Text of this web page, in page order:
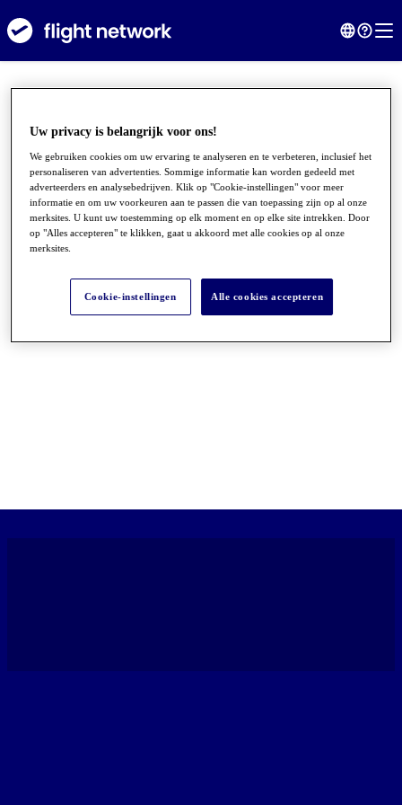
●●●
Uw privacy is belangrijk voor ons!
We gebruiken cookies om uw ervaring te analyseren en te verbeteren, inclusief het
personaliseren van advertenties. Sommige informatie kan worden gedeeld met
adverteerders en analysebedrijven. Klik op "Cookie-instellingen" voor meer
informatie en om uw voorkeuren aan te passen die van toepassing zijn op al onze
merksites. U kunt uw toestemming op elk moment en op elke site intrekken. Door
op "Alles accepteren" te klikken, gaat u akkoord met alle cookies op al onze
merksites.
Cookie-instellingen Alle cookies accepteren